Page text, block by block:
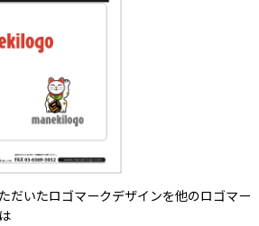
だいたロゴマークデザインを他のロゴマー